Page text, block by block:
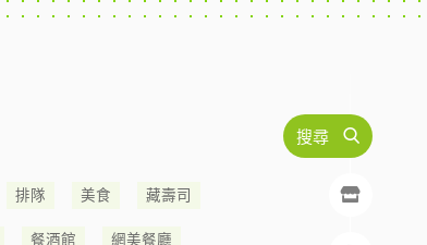
搜尋
排隊 美食 藏壽司
餐酒館 網美餐廳